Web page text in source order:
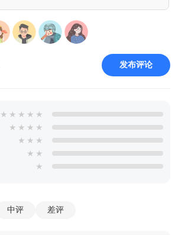
发布评论
★ ★ ★ ★ ★
★ ★ ★ ★
★ ★ ★
★ ★
★
中评 差评